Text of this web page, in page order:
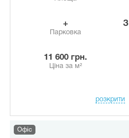
+
Парковка
з косметичним
11 600 грн.
Ціна за м²
розкрити
Офіс